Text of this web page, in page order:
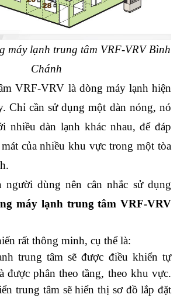
máy lạnh trung tâm VRF-VRV Bình
Chánh
VRF-VRV là dòng máy lạnh hiện
Chỉ cần sử dụng một dàn nóng, nó
nhiều dàn lạnh khác nhau, để đáp
của nhiều khu vực trong một tòa
máy lạnh trung tâm VRF-VRV
rất thông minh, cụ thể là:
trung tâm sẽ được điều khiển tự
được phân theo tầng, theo khu vực.
trung tâm sẽ hiển thị sơ đồ lắp đặt